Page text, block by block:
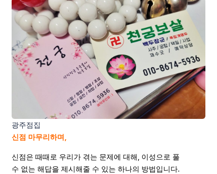
광주점집
신점 마무리하며,
신점은 때때로 우리가 겪는 문제에 대해, 이성으로 풀
수 없는 해답을 제시해줄 수 있는 하나의 방법입니다.